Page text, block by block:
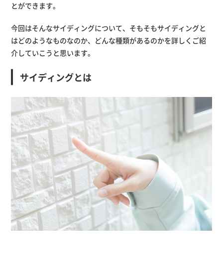
とができます。
今回はそんなサイディングについて、そもそもサイディングと
はどのようなものなのか、どんな種類があるのかを詳しくご紹
介していこうと思います。
サイディングとは